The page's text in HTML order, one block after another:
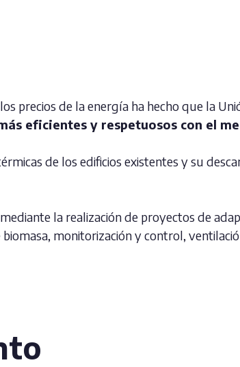
precios de la energía ha hecho que la
eficientes y respetuosos con el
de los edificios existentes y su
la realización de proyectos de
monitorización y control,